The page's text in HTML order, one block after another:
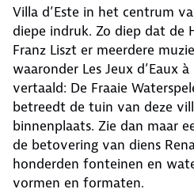
Villa d’Este in het centrum
diepe indruk. Zo diep dat de
Franz Liszt er meerdere
waaronder Les Jeux d’Eaux à
vertaald: De Fraaie
betreedt de tuin van deze
binnenplaats. Zie dan maar
de betovering van diens
honderden fonteinen en
vormen en formaten.